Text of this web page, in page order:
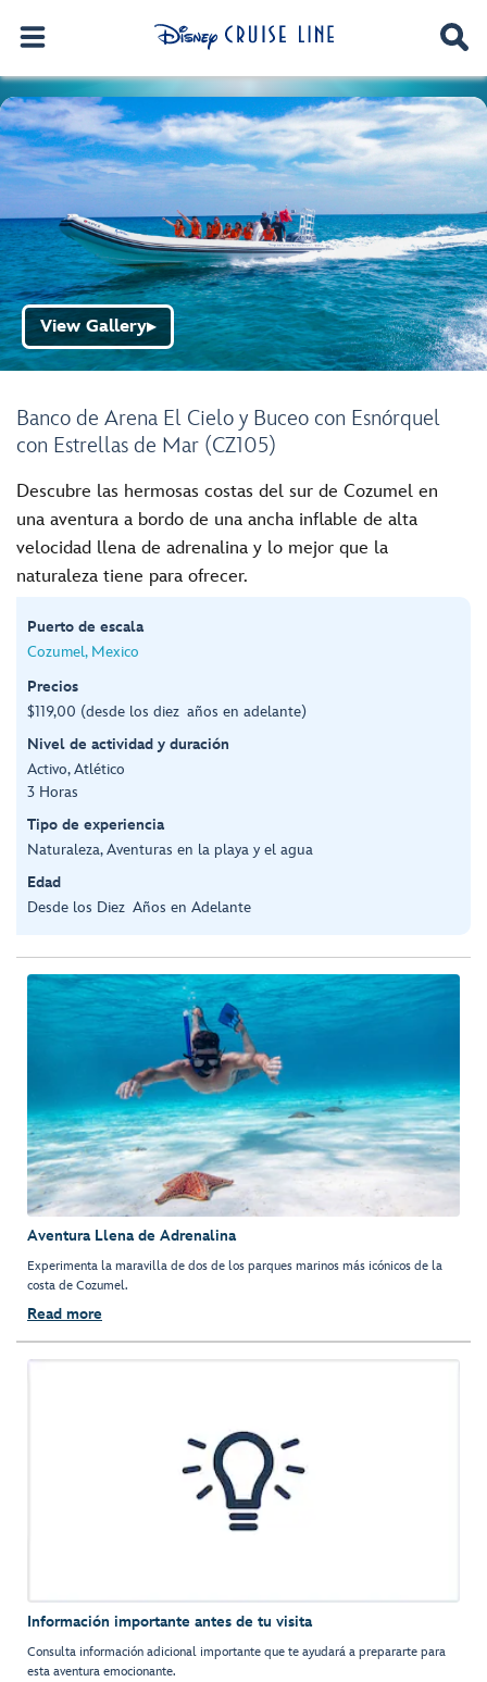
Banco de Arena El Cielo y Buceo con Esnórquel
con Estrellas de Mar (CZ105)
View Gallery▶
Descubre las hermosas costas del sur de Cozumel en
una aventura a bordo de una ancha inflable de alta
velocidad llena de adrenalina y lo mejor que la
naturaleza tiene para ofrecer.
Puerto de escala
Cozumel, Mexico
Precios
$119,00 (desde los diez años en adelante)
Nivel de actividad y duración
Activo, Atlético
3 Horas
Tipo de experiencia
Naturaleza, Aventuras en la playa y el agua
Edad
Desde los Diez Años en Adelante
Aventura Llena de Adrenalina
Experimenta la maravilla de dos de los parques marinos más icónicos de la
costa de Cozumel.
Read more
Información importante antes de tu visita
Consulta información adicional importante que te ayudará a prepararte para
esta aventura emocionante.